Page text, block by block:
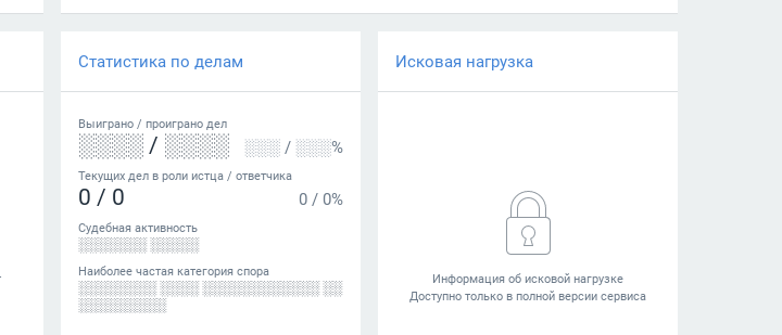
Статистика по делам
Выиграно / проиграно дел
░░░░ / ░░░░ ░░░ / ░░░%
Текущих дел в роли истца / ответчика
0 / 0 0 / 0%
Судебная активность
░░░░░░░ ░░░░░
Наиболее частая категория спора
░░░░░░░░ ░░░░ ░░░░░░░░░░░░ ░░
░░░░░░░░░
Исковая нагрузка